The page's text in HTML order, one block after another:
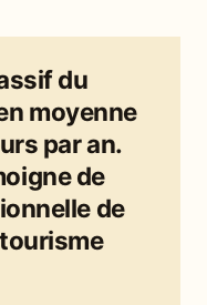
du
moyenne
par an.
de
de